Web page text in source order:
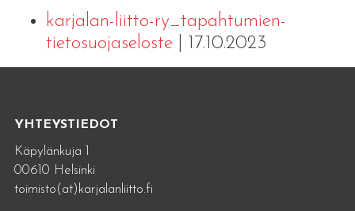
karjalan-liitto-ry_tapahtumien-
tietosuojaseloste| 17.10.2023
YHTEYSTIEDOT
Käpylänkuja 1
00610 Helsinki
toimisto(at)karjalanliitto.fi